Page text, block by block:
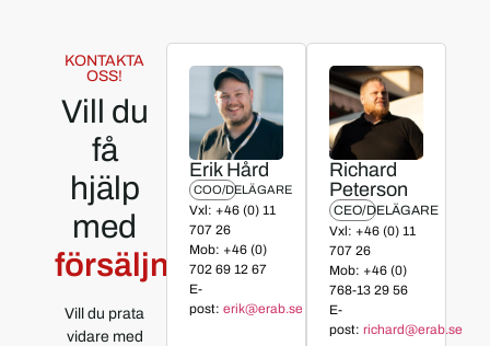
KONTAKTA
OSS!
Vill du
få
hjälp
med
försäljning?
uthyrning?
Vill du prata
vidare med
Erik Hård
COO/DELÄGARE
Vxl: +46 (0) 11
707 26
Mob: +46 (0)
702 69 12 67
E-
post: erik@erab.se
Richard
Peterson
CEO/DELÄGARE
Vxl: +46 (0) 11
707 26
Mob: +46 (0)
768-13 29 56
E-
post: richard@erab.se